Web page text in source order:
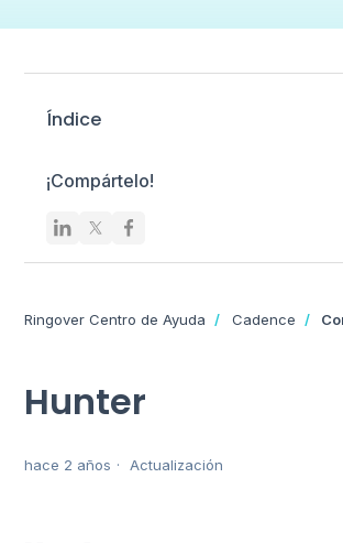
Índice
¡Compártelo!
Ringover Centro de Ayuda Cadence
Hunter
hace 2 años Actualización